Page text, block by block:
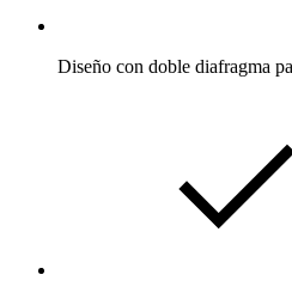
Diseño con doble diafragma